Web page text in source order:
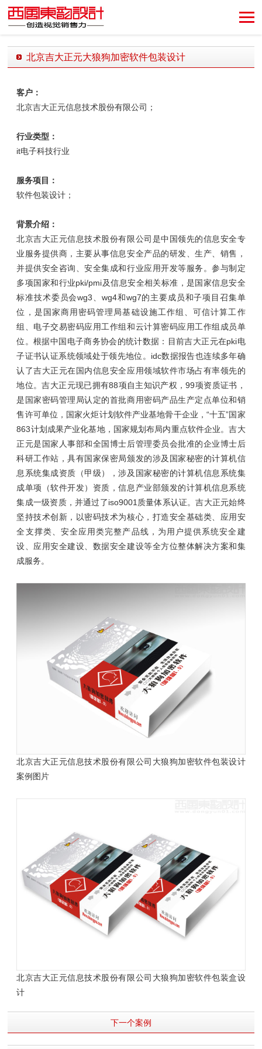
创造视觉销售力！
北京吉大正元大狼狗加密软件包装设计
客户：
北京吉大正元信息技术股份有限公司；
行业类型：
it电子科技行业
服务项目：
软件包装设计；
背景介绍：
北京吉大正元信息技术股份有限公司是中国领先的信息安全专
业服务提供商，主要从事信息安全产品的研发、生产、销售，
并提供安全咨询、安全集成和行业应用开发等服务。参与制定
多项国家和行业pki/pmi及信息安全相关标准，是国家信息安全
标准技术委员会wg3、wg4和wg7的主要成员和子项目召集单
位，是国家商用密码管理局基础设施工作组、可信计算工作
组、电子交易密码应用工作组和云计算密码应用工作组成员单
位。根据中国电子商务协会的统计数据：目前吉大正元在pki电
子证书认证系统领域处于领先地位。idc数据报告也连续多年确
认了吉大正元在国内信息安全应用领域软件市场占有率领先的
地位。吉大正元现已拥有88项自主知识产权，99项资质证书，
是国家密码管理局认定的首批商用密码产品生产定点单位和销
售许可单位，国家火炬计划软件产业基地骨干企业，“十五”国家
863计划成果产业化基地，国家规划布局内重点软件企业。吉大
正元是国家人事部和全国博士后管理委员会批准的企业博士后
科研工作站，具有国家保密局颁发的涉及国家秘密的计算机信
息系统集成资质（甲级），涉及国家秘密的计算机信息系统集
成单项（软件开发）资质，信息产业部颁发的计算机信息系统
集成一级资质，并通过了iso9001质量体系认证。吉大正元始终
坚持技术创新，以密码技术为核心，打造安全基础类、应用安
全支撑类、安全应用类完整产品线，为用户提供系统安全建
设、应用安全建设、数据安全建设等全方位整体解决方案和集
成服务。
北京吉大正元信息技术股份有限公司大狼狗加密软件包装设计
案例图片
北京吉大正元信息技术股份有限公司大狼狗加密软件包装盒设
计
下一个案例